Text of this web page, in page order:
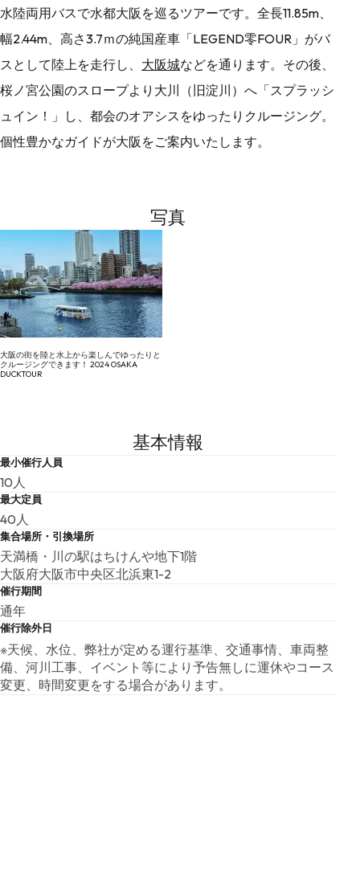
水陸両用バスで水都大阪を巡るツアーです。全長11.85m、
幅2.44m、高さ3.7ｍの純国産車「LEGEND零FOUR」がバ
スとして陸上を走行し、 大阪城などを通ります。その後、
桜ノ宮公園のスロープより大川（旧淀川）へ「スプラッシ
ュイン！」し、都会のオアシスをゆったりクルージング。
個性豊かなガイドが大阪をご案内いたします。
写真
大阪の街を陸と水上から楽しんでゆったりと
クルージングできます！ 2024 OSAKA
DUCKTOUR
基本情報
最小催行人員
10人
最大定員
40人
集合場所・引換場所
天満橋・川の駅はちけんや地下1階
大阪府大阪市中央区北浜東1-2
催行期間
通年
催行除外日
※天候、水位、弊社が定める運行基準、交通事情、車両整
備、河川工事、イベント等により予告無しに運休やコース
変更、時間変更をする場合があります。